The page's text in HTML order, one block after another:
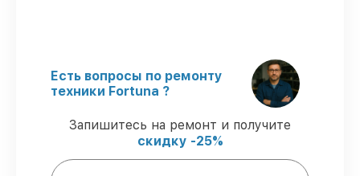
Официальная гарантия
– на все виды
работ и комплектующие для
тепловизоров Fortuna предоставляется
длительная гарантия.
Мы гарантируем:
Есть вопросы по ремонту
техники Fortuna ?
Запишитесь на ремонт и получите
скидку -25%